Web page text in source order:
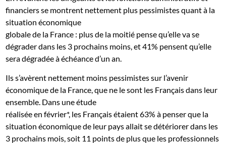
financiers se montrent nettement plus pessimistes quant à la
situation économique
globale de la France : plus de la moitié pense qu’elle va se
dégrader dans les 3 prochains moins, et 41% pensent qu’elle
sera dégradée à échéance d’un an.
Ils s’avèrent nettement moins pessimistes sur l’avenir
économique de la France, que ne le sont les Français dans leur
ensemble. Dans une étude
réalisée en février*, les Français étaient 63% à penser que la
situation économique de leur pays allait se détériorer dans les
3 prochains mois, soit 11 points de plus que les professionnels